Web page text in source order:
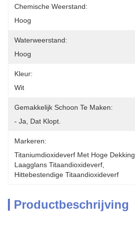
Chemische Weerstand:
Hoog
Waterweerstand:
Hoog
Kleur:
Wit
Gemakkelijk Schoon Te Maken:
- Ja, Dat Klopt.
Markeren:
Titaniumdioxideverf Met Hoge Dekking
Laagglans Titaandioxideverf
Hittebestendige Titaandioxideverf
Productbeschrijving